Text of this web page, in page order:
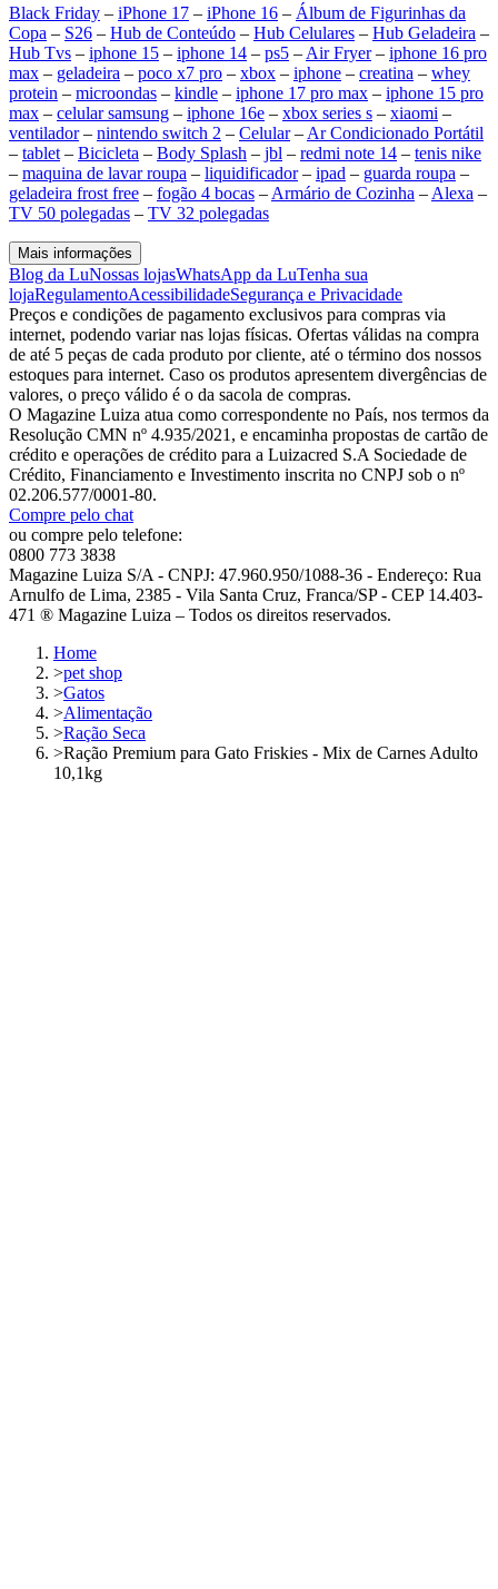
Black Friday – iPhone 17 – iPhone 16 – Álbum de Figurinhas da
Copa – S26 – Hub de Conteúdo – Hub Celulares – Hub Geladeira –
Hub Tvs – iphone 15 – iphone 14 – ps5 –Air Fryer– iphone 16 pro
max – geladeira – poco x7 pro – xbox – iphone – creatina – whey
protein – microondas – kindle – iphone 17 pro max – iphone 15 pro
max – celular samsung – iphone 16e – xbox series s – xiaomi –
ventilador– nintendo switch 2 – Celular–Ar Condicionado Portátil
– tablet– Bicicleta – Body Splash – jbl – redmi note 14 – tenis nike
– maquina de lavar roupa – liquidificador– ipad – guarda roupa –
geladeira frost free – fogão 4 bocas –Armário de Cozinha –Alexa –
TV 50 polegadas – TV 32 polegadas
Mais informações
Blog da LuNossas lojasWhatsApp da LuTenha sua
lojaRegulamentoAcessibilidadeSegurança e Privacidade
Preços e condições de pagamento exclusivos para compras via
internet, podendo variar nas lojas físicas. Ofertas válidas na compra
de até 5 peças de cada produto por cliente, até o término dos nossos
estoques para internet. Caso os produtos apresentem divergências de
valores, o preço válido é o da sacola de compras.
O Magazine Luiza atua como correspondente no País, nos termos da
Resolução CMN nº 4.935/2021, e encaminha propostas de cartão de
crédito e operações de crédito para a Luizacred S.A Sociedade de
Crédito, Financiamento e Investimento inscrita no CNPJ sob o nº
02.206.577/0001-80.
Compre pelo chat
ou compre pelo telefone:
0800 773 3838
Magazine Luiza S/A - CNPJ: 47.960.950/1088-36 - Endereço: Rua
Arnulfo de Lima, 2385 - Vila Santa Cruz, Franca/SP - CEP 14.403-
471 ® Magazine Luiza – Todos os direitos reservados.
Home
>pet shop
>Gatos
>Alimentação
>Ração Seca
>Ração Premium para Gato Friskies - Mix de Carnes Adulto
10,1kg